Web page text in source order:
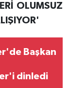
OLUMSUZ
Başkan
dinledi